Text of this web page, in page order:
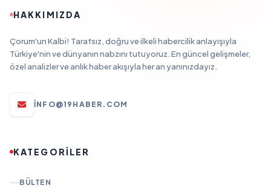
HAKKIMIZDA
Çorum'un Kalbi! Tarafsız, doğru ve ilkeli habercilik anlayışıyla
Türkiye'nin ve dünyanın nabzını tutuyoruz. En güncel gelişmeler,
özel analizler ve anlık haber akışıyla her an yanınızdayız.
INFO@19HABER.COM
KATEGORİLER
BÜLTEN